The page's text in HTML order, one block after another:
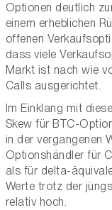
Optionen deutlich
einem erheblichen
offenen
dass viele
Markt ist nach wie
Calls ausgerichtet.
Im Einklang mit
Skew für BTC-
in der vergangenen
Optionshändler für
als für delta-
Werte trotz der
relativ hoch.